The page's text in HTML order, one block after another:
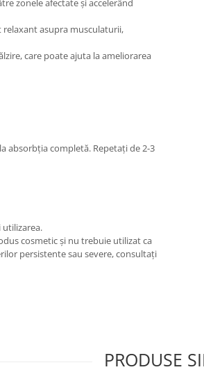
zonele afectate și accelerând
relaxant asupra musculaturii,
care poate ajuta la ameliorarea
absorbția completă. Repetați de 2-3
cosmetic și nu trebuie utilizat ca
persistente sau severe, consultați
PRODUSE